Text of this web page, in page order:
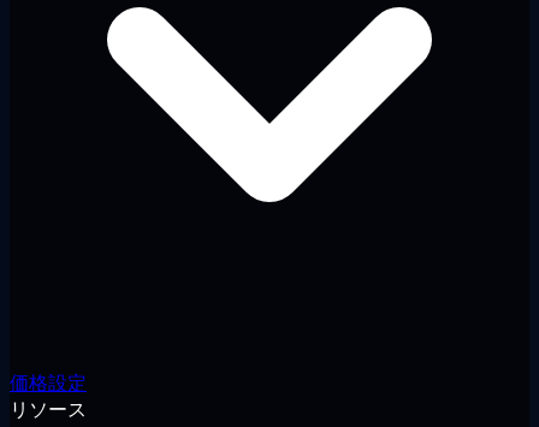
価格設定
リソース